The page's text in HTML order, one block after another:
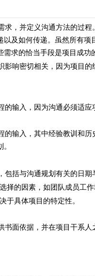
并定义沟通方法的过程
及如何传递。虽然所有
求的恰当手段是项目成功
密切相关，因为项目的
入，因为沟通必须适应
入，其中经验教训和历
与沟通规划有关的日期
的因素，如团队成员工作
具体项目的特定性。
依据，并在项目干系人